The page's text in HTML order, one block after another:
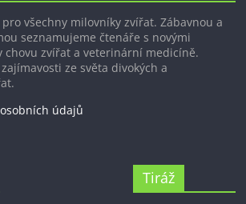
všechny milovníky zvířat. Zábavnou a
seznamujeme čtenáře s novými
chovu zvířat a veterinární medicíně.
ze světa divokých a
údajů
Tiráž